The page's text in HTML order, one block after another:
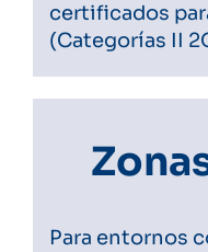
certificados
(Categorías II
Para entornos